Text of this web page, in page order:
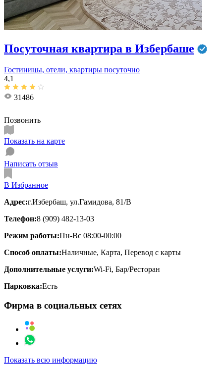
Посуточная квартира в Избербаше
Гостиницы, отели, квартиры посуточно
4,1
31486
Позвонить
Показать на карте
Написать отзыв
В Избранное
Адрес:г.Избербаш, ул.Гамидова, 81/В
Телефон:8 (909) 482-13-03
Режим работы:Пн-Вс 08:00-00:00
Способ оплаты:Наличные, Карта, Перевод с карты
Дополнительные услуги:Wi-Fi, Бар/Ресторан
Парковка:Есть
Фирма в социальных сетях
Показать всю информацию